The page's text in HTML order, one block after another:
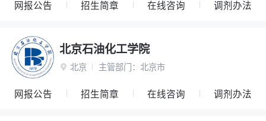
网报公告 招生简章 在线咨询 调剂办法
北京石油化工学院
 北京 主管部门： 北京市
网报公告 招生简章 在线咨询 调剂办法